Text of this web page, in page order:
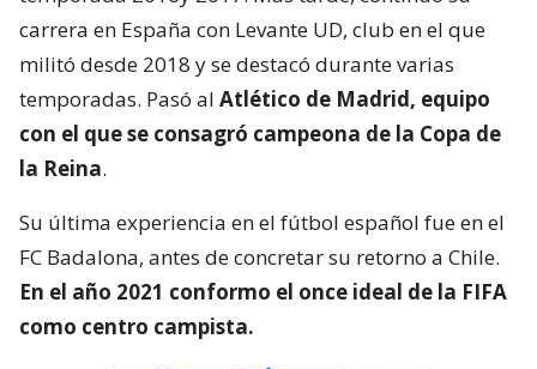
carrera en España con Levante UD, club en el que
militó desde 2018 y se destacó durante varias
temporadas. Pasó al Atlético de Madrid, equipo
con el que se consagró campeona de la Copa de
la Reina.
Su última experiencia en el fútbol español fue en el
FC Badalona, antes de concretar su retorno a Chile.
En el año 2021 conformo el once ideal de la FIFA
como centro campista.